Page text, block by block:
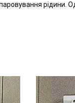
рідини.